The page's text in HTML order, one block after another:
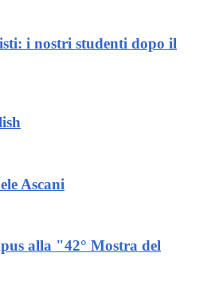
i nostri studenti dopo il
Ascani
alla "42° Mostra del